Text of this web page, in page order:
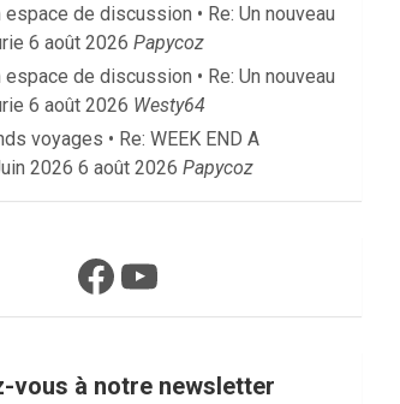
espace de discussion • Re: Un nouveau
6 août 2026 Papycoz
espace de discussion • Re: Un nouveau
6 août 2026 Westy64
voyages • Re: WEEK END A
2026 6 août 2026 Papycoz
Facebook
YouTube
vous à notre newsletter